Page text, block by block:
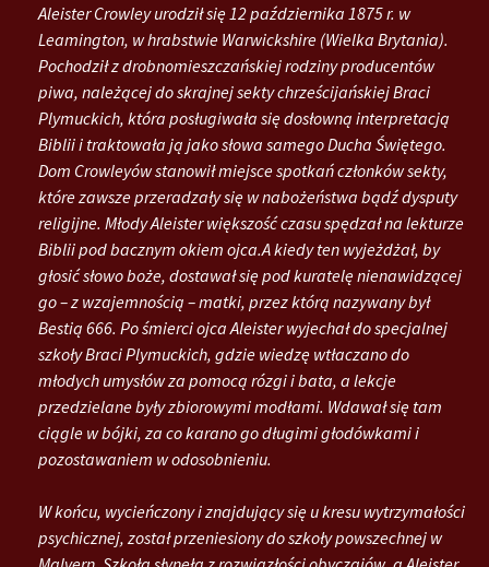
Aleister Crowley urodził się 12 października 1875 r. w
Leamington, w hrabstwie Warwickshire (Wielka Brytania).
Pochodził z drobnomieszczańskiej rodziny producentów
piwa, należącej do skrajnej sekty chrześcijańskiej Braci
Plymuckich, która posługiwała się dosłowną interpretacją
Biblii i traktowała ją jako słowa samego Ducha Świętego.
Dom Crowleyów stanowił miejsce spotkań członków sekty,
które zawsze przeradzały się w nabożeństwa bądź dysputy
religijne. Młody Aleister większość czasu spędzał na lekturze
Biblii pod bacznym okiem ojca.A kiedy ten wyjeżdżał, by
głosić słowo boże, dostawał się pod kuratelę nienawidzącej
go – z wzajemnością – matki, przez którą nazywany był
Bestią 666. Po śmierci ojca Aleister wyjechał do specjalnej
szkoły Braci Plymuckich, gdzie wiedzę wtłaczano do
młodych umysłów za pomocą rózgi i bata, a lekcje
przedzielane były zbiorowymi modłami. Wdawał się tam
ciągle w bójki, za co karano go długimi głodówkami i
pozostawaniem w odosobnieniu.
W końcu, wycieńczony i znajdujący się u kresu wytrzymałości
psychicznej, został przeniesiony do szkoły powszechnej w